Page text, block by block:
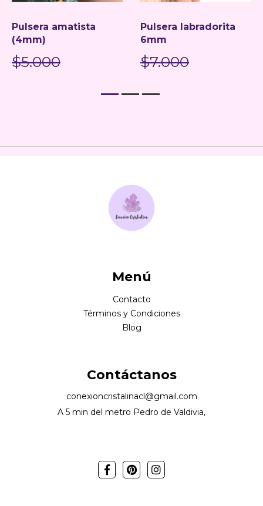
Pulsera amatista
(4mm)
$5.000
Pulsera labradorita
6mm
$7.000
Menú
Contacto
Términos y Condiciones
Blog
Contáctanos
conexioncristalinacl@gmail.com
A 5 min del metro Pedro de Valdivia,